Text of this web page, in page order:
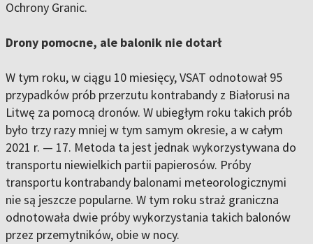
Ochrony Granic.
Drony pomocne, ale balonik nie dotarł
W tym roku, w ciągu 10 miesięcy, VSAT odnotował 95
przypadków prób przerzutu kontrabandy z Białorusi na
Litwę za pomocą dronów. W ubiegłym roku takich prób
było trzy razy mniej w tym samym okresie, a w całym
2021 r. — 17. Metoda ta jest jednak wykorzystywana do
transportu niewielkich partii papierosów. Próby
transportu kontrabandy balonami meteorologicznymi
nie są jeszcze popularne. W tym roku straż graniczna
odnotowała dwie próby wykorzystania takich balonów
przez przemytników, obie w nocy.